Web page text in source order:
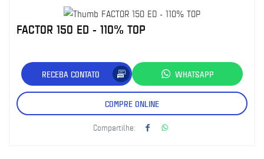
FACTOR 150 ED - 110% TOP
RECEBA CONTATO WHATSAPP
COMPRE ONLINE
Compartilhe: